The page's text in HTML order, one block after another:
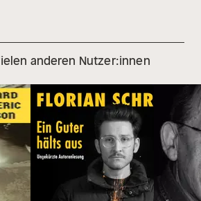
anderen Nutzer:innen